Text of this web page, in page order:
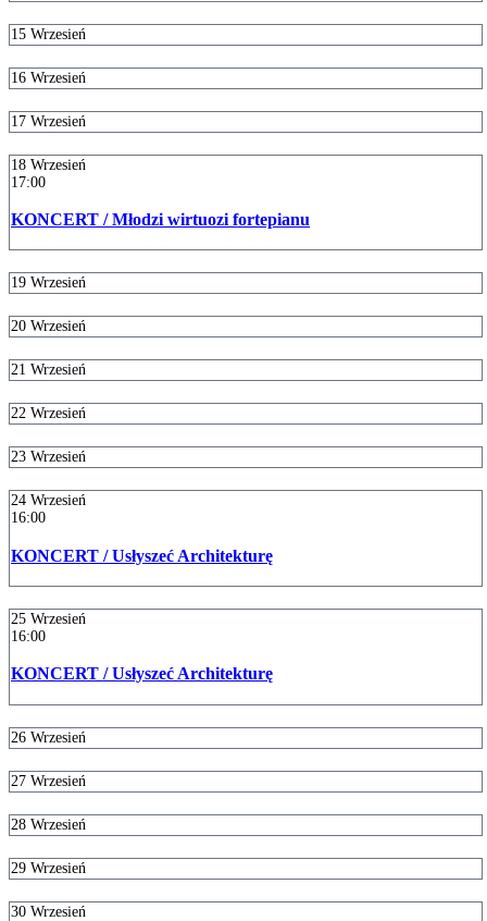
15 Wrzesień
16 Wrzesień
17 Wrzesień
18 Wrzesień
17:00
KONCERT / Młodzi wirtuozi fortepianu
19 Wrzesień
20 Wrzesień
21 Wrzesień
22 Wrzesień
23 Wrzesień
24 Wrzesień
16:00
KONCERT / Usłyszeć Architekturę
25 Wrzesień
16:00
KONCERT / Usłyszeć Architekturę
26 Wrzesień
27 Wrzesień
28 Wrzesień
29 Wrzesień
30 Wrzesień